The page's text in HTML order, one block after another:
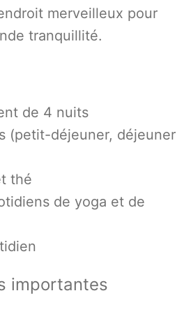
merveilleux pour
tranquillité.
de 4 nuits
(petit-déjeuner, déjeuner
thé
de yoga et de
importantes